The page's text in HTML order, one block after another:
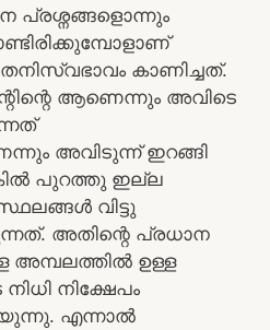
പ്രശ്നങ്ങളൊന്നും
കാണിച്ചത്.
ആണെന്നും അവിടെ
അവിടുന്ന് ഇറങ്ങി
പുറത്തു ഇല്ല
വിട്ടു
അതിന്റെ പ്രധാന
അമ്പലത്തിൽ ഉള്ള
നിക്ഷേപം
എന്നാൽ